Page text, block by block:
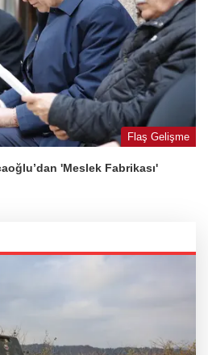
Flaş Gelişme
'Meslek Fabrikası'